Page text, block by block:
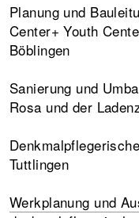
Planung und
Center+ Youth
Böblingen
Sanierung und
Rosa und der
Tuttlingen
Werkplanung und